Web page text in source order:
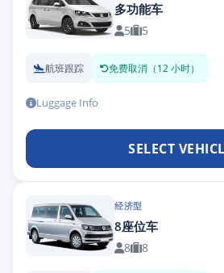
多功能车
5 5
航班跟踪 免费取消（12 小时）
Luggage Info
SELECT
经济型
8座位车
8 8